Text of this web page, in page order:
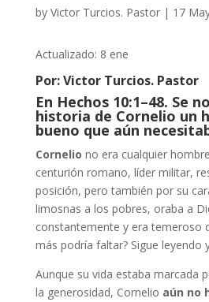
by Victor Turcios. Pastor| 17
Actualizado: 8 ene
Por: Victor Turcios. Pastor
En Hechos 10:1–48. Se
historia de Cornelio un
bueno que aún
Cornelio no era cualquier
centurión romano, líder militar,
posición, pero también por su
limosnas a los pobres, oraba a
constantemente y era temeroso
más podría faltar? Sigue leyendo
Aunque su vida estaba marcada
la generosidad, Cornelio aún no